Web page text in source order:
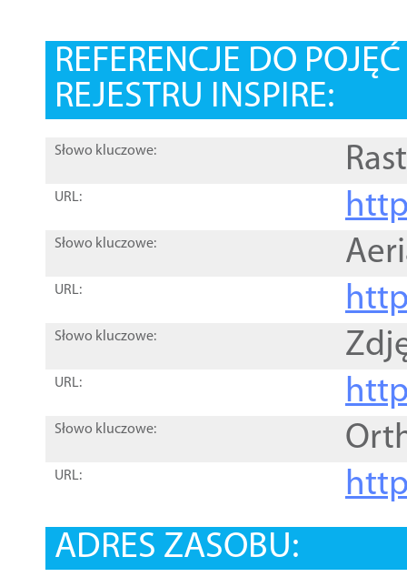
REFERENCJE DO
REJESTRU INSPIRE:
Słowo kluczowe:
URL:
Słowo kluczowe:
URL:
Słowo kluczowe:
URL:
Słowo kluczowe:
URL:
ADRES ZASOBU: